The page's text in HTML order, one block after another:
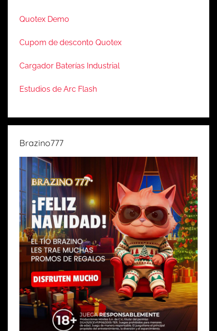
Quotex Demo
Cupom de desconto Quotex
Cargador Baterías Industrial
Estudios de Arc Flash
Brazino777